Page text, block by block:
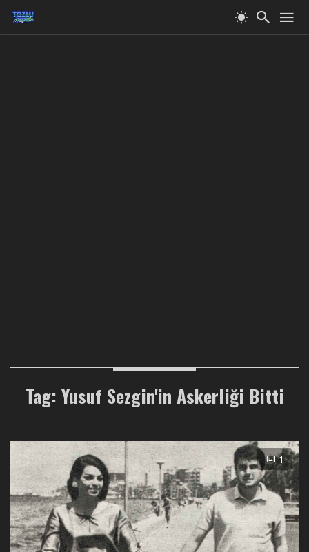
Tag: Yusuf Sezgin'in Askerliği Bitti
1